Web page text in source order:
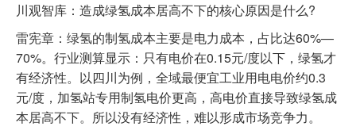
川观智库：造成绿氢成本居高不下的核心原因是什么?
雷宪章：绿氢的制氢成本主要是电力成本，占比达60%—
70%。行业测算显示：只有电价在0.15元/度以下，绿氢才
有经济性。以四川为例，全域最便宜工业用电电价约0.3
元/度，加氢站专用制氢电价更高，高电价直接导致绿氢成
本居高不下。所以没有经济性，难以形成市场竞争力。